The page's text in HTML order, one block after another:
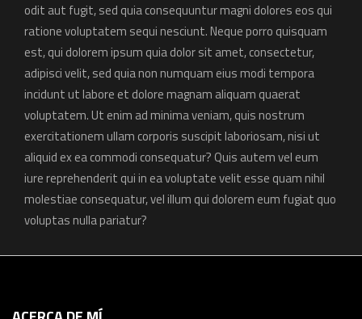
odit aut fugit, sed quia consequuntur magni dolores eos qui
ratione voluptatem sequi nesciunt. Neque porro quisquam
est, qui dolorem ipsum quia dolor sit amet, consectetur,
adipisci velit, sed quia non numquam eius modi tempora
incidunt ut labore et dolore magnam aliquam quaerat
voluptatem. Ut enim ad minima veniam, quis nostrum
exercitationem ullam corporis suscipit laboriosam, nisi ut
aliquid ex ea commodi consequatur? Quis autem vel eum
iure reprehenderit qui in ea voluptate velit esse quam nihil
molestiae consequatur, vel illum qui dolorem eum fugiat quo
voluptas nulla pariatur?